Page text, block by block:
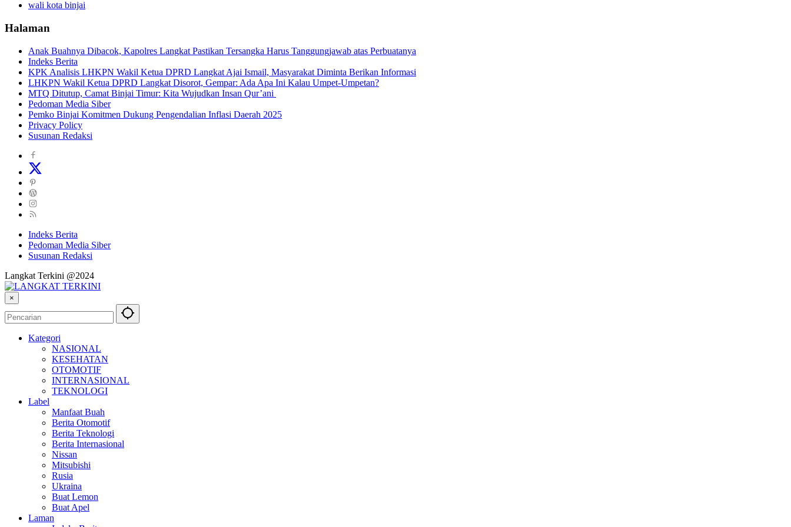
wali kota binjai
Halaman
Anak Buahnya Dibacok, Kapolres Langkat Pastikan Tersangka Harus Tanggungjawab atas Perbuatanya
Indeks Berita
KPK Analisis LHKPN Wakil Ketua DPRD Langkat Ajai Ismail, Masyarakat Diminta Berikan Informasi
LHKPN Wakil Ketua DPRD Langkat Disorot, Gempar: Ada Apa Ini Kalau Umpet-Umpetan?
MTQ Ditutup, Camat Binjai Timur: Kita Wujudkan Insan Qur’ani
Pedoman Media Siber
Pemko Binjai Komitmen Dukung Pengendalian Inflasi Daerah 2025
Privacy Policy
Susunan Redaksi
Indeks Berita
Pedoman Media Siber
Susunan Redaksi
Langkat Terkini @2024
×
Kategori
NASIONAL
KESEHATAN
OTOMOTIF
INTERNASIONAL
TEKNOLOGI
Label
Manfaat Buah
Berita Otomotif
Berita Teknologi
Berita Internasional
Nissan
Mitsubishi
Rusia
Ukraina
Buat Lemon
Buat Apel
Laman